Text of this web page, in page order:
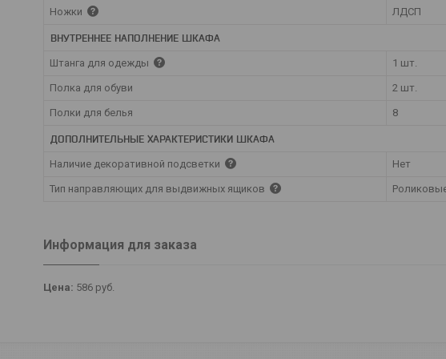
Ножки ЛДСП
ВНУТРЕННЕЕ НАПОЛНЕНИЕ ШКАФА
Штанга для одежды 1 шт.
Полка для обуви 2 шт.
Полки для белья 8
ДОПОЛНИТЕЛЬНЫЕ ХАРАКТЕРИСТИКИ ШКАФА
Наличие декоративной подсветки Нет
Тип направляющих для выдвижных ящиков
Информация для заказа
Цена: 586 руб.